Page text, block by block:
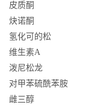
皮质酮
炔诺酮
氢化可的松
维生素A
泼尼松龙
对甲苯硫酰苯胺
雌三醇